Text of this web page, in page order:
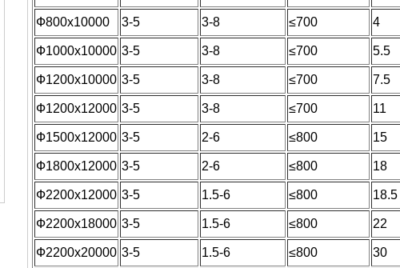
Ф800x10000 3-5 3-8 ≤700 4
Ф1000x10000 3-5 3-8 ≤700 5.5
Ф1200x10000 3-5 3-8 ≤700 7.5
Ф1200x12000 3-5 3-8 ≤700 11
Ф1500x12000 3-5 2-6 ≤800 15
Ф1800x12000 3-5 2-6 ≤800 18
Ф2200x12000 3-5 1.5-6 ≤800 18.5
Ф2200x18000 3-5 1.5-6 ≤800 22
Ф2200x20000 3-5 1.5-6 ≤800 30